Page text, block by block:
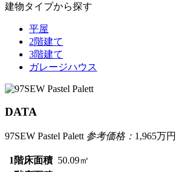
建物タイプから探す
平屋
2階建て
3階建て
ガレージハウス
DATA
97SEW Pastel Palett 参考価格： 1,965万
1階床面積 50.09㎡